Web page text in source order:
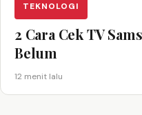
TEKNOLOGI
2 Cara Cek TV
Belum
12 menit lalu